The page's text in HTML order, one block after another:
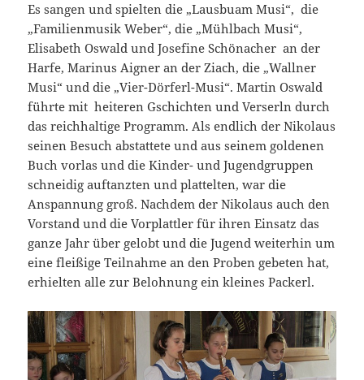
Es sangen und spielten die „Lausbuam Musi“, die
„Familienmusik Weber“, die „Mühlbach Musi“,
Elisabeth Oswald und Josefine Schönacher an der
Harfe, Marinus Aigner an der Ziach, die „Wallner
Musi“ und die „Vier-Dörferl-Musi“. Martin Oswald
führte mit heiteren Gschichten und Verserln durch
das reichhaltige Programm. Als endlich der Nikolaus
seinen Besuch abstattete und aus seinem goldenen
Buch vorlas und die Kinder- und Jugendgruppen
schneidig auftanzten und plattelten, war die
Anspannung groß. Nachdem der Nikolaus auch den
Vorstand und die Vorplattler für ihren Einsatz das
ganze Jahr über gelobt und die Jugend weiterhin um
eine fleißige Teilnahme an den Proben gebeten hat,
erhielten alle zur Belohnung ein kleines Packerl.